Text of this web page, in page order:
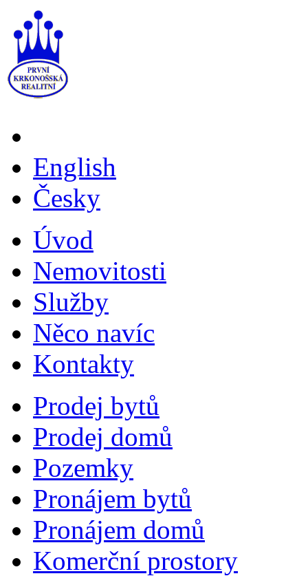
English
Česky
Úvod
Nemovitosti
Služby
Něco navíc
Kontakty
Prodej bytů
Prodej domů
Pozemky
Pronájem bytů
Pronájem domů
Komerční prostory